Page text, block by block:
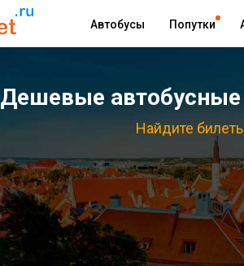
Автобусы Попутки
Дешевые автобусные
Найдите